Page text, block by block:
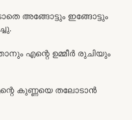
അങ്ങോട്ടും ഇങ്ങോട്ടും
എന്റെ ഉമ്മീർ രുചിയും
കുണ്ണയെ തലോടാൻ